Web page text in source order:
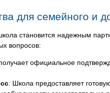
для семейного и
становится надежным
вопросов:
официальное
: Школа предоставляет